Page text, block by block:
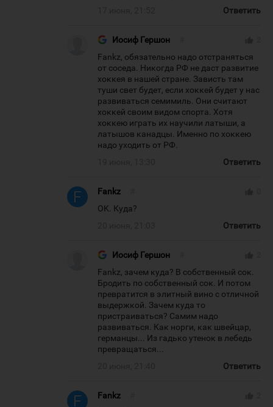
Ответить
Иосиф Гершон
Fankz, обязательно надо отстраняться
от соседа. Никогда РФ не даст развитие
хоккея в нашей стране. Зависть там
туши свет будет, если хоккей будет у нас
развиваться семимиль. Они считают
хоккей своим видом спорта. Хотя
хоккею играть их научили латыши, а
латышов канадцы. Именно по хоккею
надо уходить от РФ.
Ответить
Fankz
OK. Куда?
Ответить
Иосиф Гершон
Fankz, зачем куда? В собственный сок.
Бродить по собственный сок. И потом
превратится в элитный вино с отличной
выдержкой. Зачем куда то
пристраиваться? Самим надо
развиваться. Как норги, как швейцар,
германцы... Из гадько утенок в лебедь
превращаться...
Ответить
Fankz